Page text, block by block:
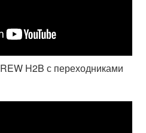
H2B с переходниками